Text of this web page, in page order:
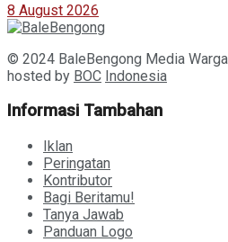
8 August 2026
© 2024 BaleBengong Media
hosted by BOC Indonesia
Informasi Tambahan
Iklan
Peringatan
Kontributor
Bagi Beritamu!
Tanya Jawab
Panduan Logo